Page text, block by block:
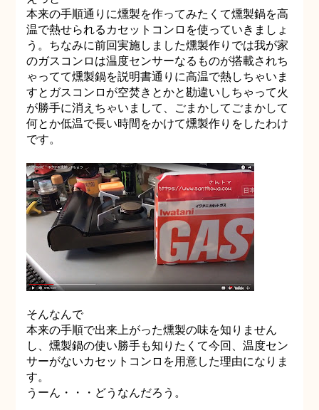
本来の手順通りに燻製を作ってみたくて燻製鍋を高
温で熱せられるカセットコンロを使っていきましょ
う。ちなみに前回実施しました燻製作りでは我が家
のガスコンロは温度センサーなるものが搭載されち
ゃってて燻製鍋を説明書通りに高温で熱しちゃいま
すとガスコンロが空焚きとかと勘違いしちゃって火
が勝手に消えちゃいまして、ごまかしてごまかして
何とか低温で長い時間をかけて燻製作りをしたわけ
です。
そんなんで
本来の手順で出来上がった燻製の味を知りません
し、燻製鍋の使い勝手も知りたくて今回、温度セン
サーがないカセットコンロを用意した理由になりま
す。
うーん・・・どうなんだろう。